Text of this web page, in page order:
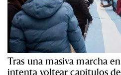
Tras una masiva marcha
intenta voltear capítulos